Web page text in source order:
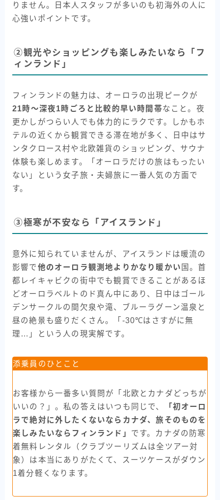
りません。日本人スタッフが多いのも初海外の人に
心強いポイントです。
②観光やショッピングも楽しみたいなら「フ
ィンランド」
フィンランドの魅力は、オーロラの出現ピークが
21時〜深夜1時ごろと比較的早い時間帯なこと。夜
更かしがつらい人でも体力的にラクです。しかもホ
テルの近くから観賞できる滞在地が多く、日中はサ
ンタクロース村や北欧雑貨のショッピング、サウナ
体験も楽しめます。「オーロラだけの旅はもったい
ない」という女子旅・夫婦旅に一番人気の方面で
す。
③極寒が不安なら「アイスランド」
意外に知られていませんが、アイスランドは暖流の
影響で 他のオーロラ観測地よりかなり暖かい 国。首
都レイキャビクの街中でも観賞できることがあるほ
どオーロラベルトのド真ん中にあり、日中はゴール
デンサークルの間欠泉や滝、ブルーラグーン温泉と
昼の絶景も盛りだくさん。「-30℃はさすがに無
理…」という人の現実解です。
添乗員のひとこと
お客様から一番多い質問が「北欧とカナダどっちが
いいの？」。私の答えはいつも同じで、
「初オーロ
ラで絶対に外したくないならカナダ、旅そのものを
楽しみたいならフィンランド」 です。カナダの防寒
着無料レンタル（クラブツーリズムは全ツアー対
象）は本当にありがたくて、スーツケースがダウン
1着分軽くなります。